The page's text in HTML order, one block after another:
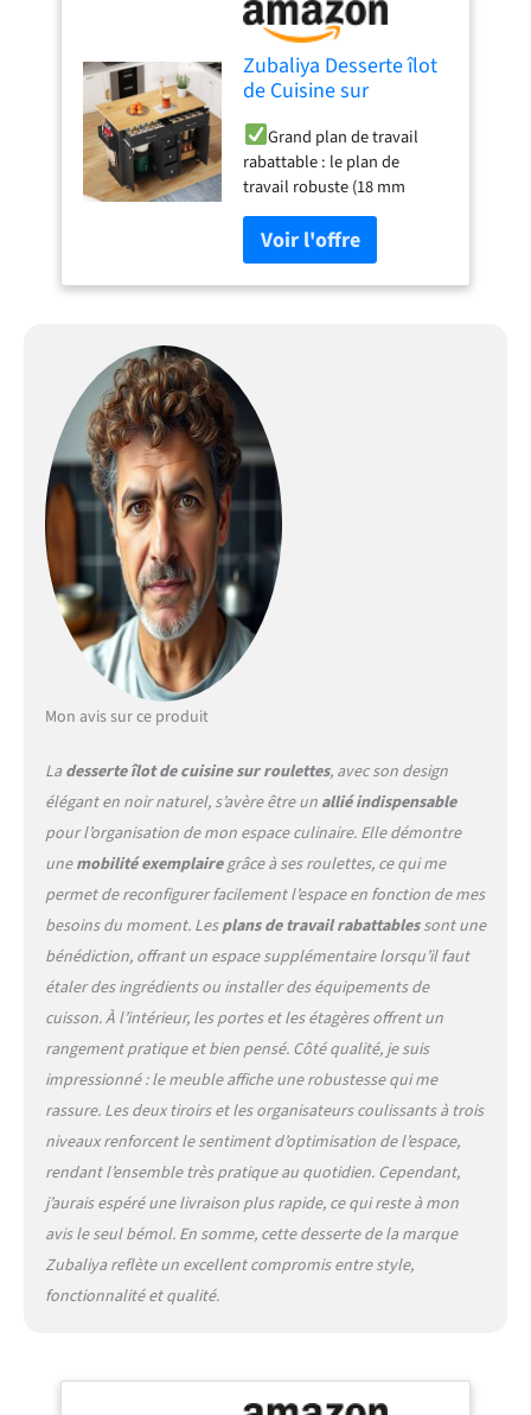
Zubaliya Desserte îlot
de Cuisine sur
Cuisine avec Plans de
Travail Rabattable,
Porte-épices et Porte-
torchons, 5 Tiroirs,
Chariot de Rangement
Multifonctionnelle,
Noir
Grand plan de travail
rabattable : le plan de
travail robuste (18 mm
d'épaisseur) peut être
étendu de 120 × 40 cm à un
généreux 120 × 65 cm grâce
au panneau latéral
du produit : L 140 x l 40(65) x
H 89 cm
rangement bien pensé avec
une structure claire : Deux
larges tiroirs dans la zone
supérieure permettent un
accès rapide aux couverts et
ustensiles. En dessous se
trouvent deux armoires
spacieuses avec des
étagères réglables en
hauteur et trois tiroirs
de rouleaux silencieux et
flexible : équipé de 5
rouleaux silencieux, dont 2
avec freins de verrouillage,
le chariot peut être
facilement déplacé et
solidement fixé - idéal pour
une utilisation dans
différentes pièces.
Convient à un usage
quotidien jusque dans les
moindres détails : à droite
avec un support à épices
pratique, à gauche avec un
porte-serviettes - tout est
rapidement accessible et
assure un flux de travail
Polyvalent et durable : avec
une hauteur confortable de
89 cm, le chariot convient
pour la cuisine, la salle à
Mon avis sur ce produit
Ladesserte îlot de cuisine sur roulettes, avec son design
élégant en noir naturel, s’avère être un allié indispensable
pour l’organisation de mon espace culinaire. Elle démontre
unemobilité exemplairegrâce à ses roulettes, ce qui me
permet de reconfigurer facilement l’espace en fonction de mes
besoins du moment. Lesplans de travail rabattablessont une
bénédiction, offrant un espace supplémentaire lorsqu’il faut
étaler des ingrédients ou installer des équipements de
cuisson. À l’intérieur, les portes et les étagères offrent un
rangement pratique et bien pensé. Côté qualité, je suis
impressionné : le meuble affiche une robustesse qui me
rassure. Les deux tiroirs et les organisateurs coulissants à trois
niveaux renforcent le sentiment d’optimisation de l’espace,
rendant l’ensemble très pratique au quotidien. Cependant,
j’aurais espéré une livraison plus rapide, ce qui reste à mon
avis le seul bémol. En somme, cette desserte de la marque
Zubaliya reflète un excellent compromis entre style,
fonctionnalité et qualité.